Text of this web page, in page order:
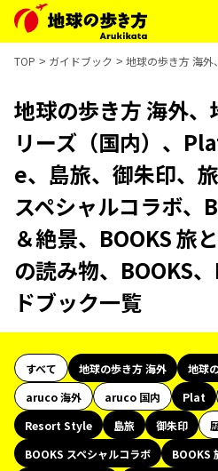
TOP ガイドブック 地球の歩き方 海外
地球の歩き方 海外
リーズ（国内）、
e、島旅、御朱印、
スペシャルコラボ、
＆絶景、BOOKS 旅
の読み物、BOOKS
ドブック一覧
すべて 地球の歩き方 海外
地球
aruco 海外
aruco 国内 Plat
Resort Style
島旅 御朱印
BOOKS スペシャルコラボ
BOOKS